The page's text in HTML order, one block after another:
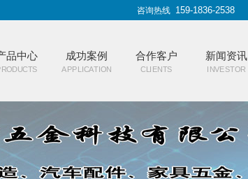
咨询热线 159-1836-2538
品中心 成功案例
APPLICATION
合作客户
CLIENTS
新闻资讯
INVESTOR